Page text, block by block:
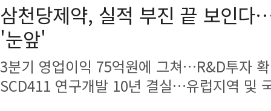
삼천당제약, 실적 부진 끝 보인
'눈앞'
3분기 영업이익 75억원에 그쳐…R&D투자
SCD411 연구개발 10년 결실…유럽지역 및